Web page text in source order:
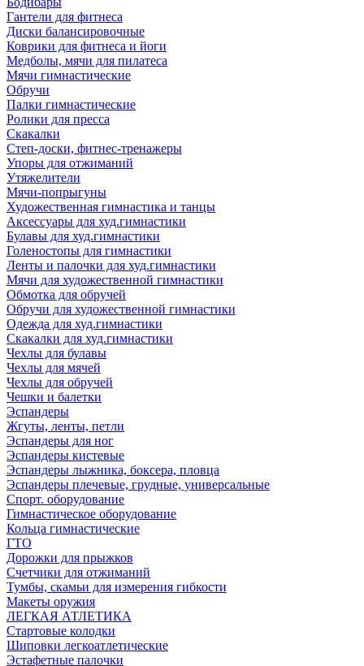
Гантели для фитнеса
Диски балансировочные
Коврики для фитнеса и йоги
Медболы, мячи для пилатеса
Мячи гимнастические
Обручи
Палки гимнастические
Ролики для пресса
Скакалки
Степ-доски, фитнес-тренажеры
Упоры для отжиманий
Утяжелители
Мячи-попрыгуны
Художественная гимнастика и танцы
Аксессуары для худ.гимнастики
Булавы для худ.гимнастики
Голеностопы для гимнастики
Ленты и палочки для худ.гимнастики
Мячи для художественной гимнастики
Обмотка для обручей
Обручи для художественной гимнастики
Одежда для худ.гимнастики
Скакалки для худ.гимнастики
Чехлы для булавы
Чехлы для мячей
Чехлы для обручей
Чешки и балетки
Эспандеры
Жгуты, ленты, петли
Эспандеры для ног
Эспандеры кистевые
Эспандеры лыжника, боксера, пловца
Эспандеры плечевые, грудные, универсальные
Спорт. оборудование
Гимнастическое оборудование
Кольца гимнастические
ГТО
Дорожки для прыжков
Счетчики для отжиманий
Тумбы, скамьи для измерения гибкости
Макеты оружия
ЛЕГКАЯ АТЛЕТИКА
Стартовые колодки
Шиповки легкоатлетические
Эстафетные палочки